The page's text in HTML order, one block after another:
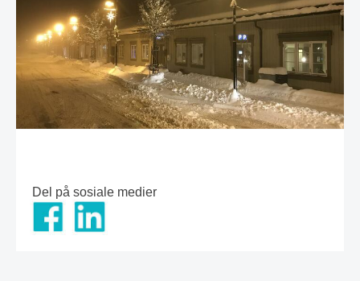
Del på sosiale medier